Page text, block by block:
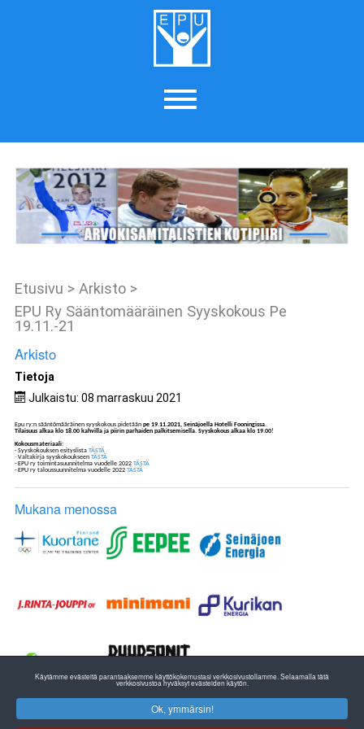
Etusivu > Arkisto >
EPU Ry Sääntomääräinen Syyskokous Pe
19.11.-21
Arkisto
Tietoja
Julkaistu: 08 marraskuu 2021
Epu ry:n sääntömääräinen syyskokous pidetäänpe 19.11.2021, Seinäjoella Hotelli Fooningissa.
Tilaisuus alkaa klo 18.00 kahvilla ja piirin parhaiden palkitsemisella. Syyskokous alkaa klo 19.00!
Kokousmateriaali:
- Syyskokouksen esityslistaTÄSTÄ
- Valtakirja syyskokoukseenTÄSTÄ
- EPU ry toimintasuunnitelma vuodelle 2022TÄSTÄ
- EPU ry taloussuunnitelma vuodelle 2022TÄSTÄ
Mukana menossa
Käytämme evästeitä parantaaksemme käyttökokemustasi verkkosivustollamme. Selaamalla tätä
verkkosivustoa hyväksyt evästeiden käytön.
Ok, ymmärsin!